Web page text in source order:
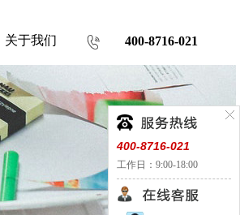
关于我们 400-8716-021
400-8716-021
工作日：9:00-18:00